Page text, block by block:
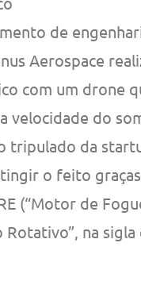
de
Aerospace
com um drone
velocidade do
tripulado da
o feito
(“Motor de
Rotativo”, na sigla